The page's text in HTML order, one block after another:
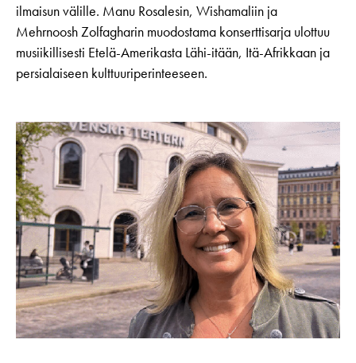
ilmaisun välille. Manu Rosalesin, Wishamaliin ja
Mehrnoosh Zolfagharin muodostama konserttisarja ulottuu
musiikillisesti Etelä-Amerikasta Lähi-itään, Itä-Afrikkaan ja
persialaiseen kulttuuriperinteeseen.